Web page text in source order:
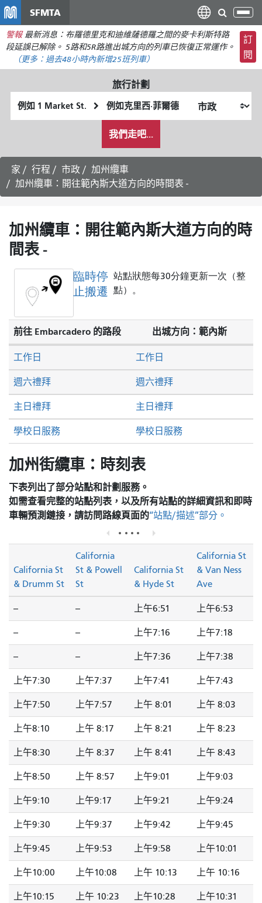
主
要
內
容
SFMTA
切
換
導
航
警報 最新消息：布羅德里克和迪維薩德羅之間的麥卡利斯特路
段延誤已解除。 5路和5R路進出城方向的列車已恢復正常運作。
（更多： 過去48小時內新增25班列車）
訂
閱
旅行計劃
起
始
終
點
我
希
望
旅
行
式
我們走吧...
家 行程 市政
加州纜車
加州纜車：開往範內斯大道方向的時間表 -
加州纜車：開往範內斯大道方向的時
間表 -
臨時停
止搬遷
站點狀態每30分鐘更新一次（整
點）。
前往 Embarcadero 的路段 出城方向：範內斯
週六禮拜 週六禮拜
主日禮拜 主日禮拜
工作日 工作日
學校日服務 學校日服務
加州街纜車：時刻表
下表列出了部分站點和計劃服務。
如需查看完整的站點列表，以及所有站點的詳細資訊和即時
車輛預測鏈接，請訪問路線頁面的“站點/描述”部分。
California St
& Drumm St
California
St & Powell
St
California St
& Hyde St
California St
& Van Ness
Ave
-- -- 上午6:51 上午6:53
-- -- 上午7:16 上午7:18
-- -- 上午7:36 上午7:38
上午7:30 上午7:37 上午7:41 上午7:43
上午7:50 上午7:57 上午 8:01 上午 8:03
上午8:10 上午 8:17 上午 8:21 上午 8:23
上午8:30 上午 8:37 上午 8:41 上午 8:43
上午8:50 上午 8:57 上午9:01 上午9:03
上午9:10 上午9:17 上午9:21 上午9:24
上午9:30 上午9:37 上午9:42 上午9:45
上午9:45 上午9:53 上午9:58 上午10:01
上午10:00 上午10:08 上午 10:13 上午 10:16
上午10:15 上午 10:23 上午10:28 上午10:31